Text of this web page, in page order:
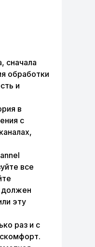
сначала
обработки
и
в
с
все
должен
эту
раз и с